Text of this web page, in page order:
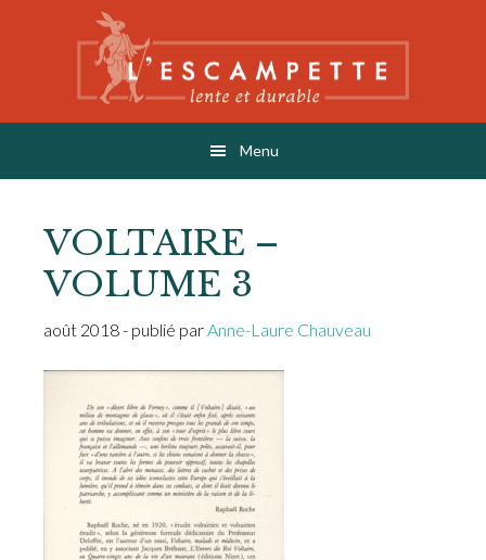
L'ESCAMPETTE
éditions lentes & durables
Menu
VOLTAIRE –
VOLUME 3
août 2018- publié parAnne-Laure Chauveau